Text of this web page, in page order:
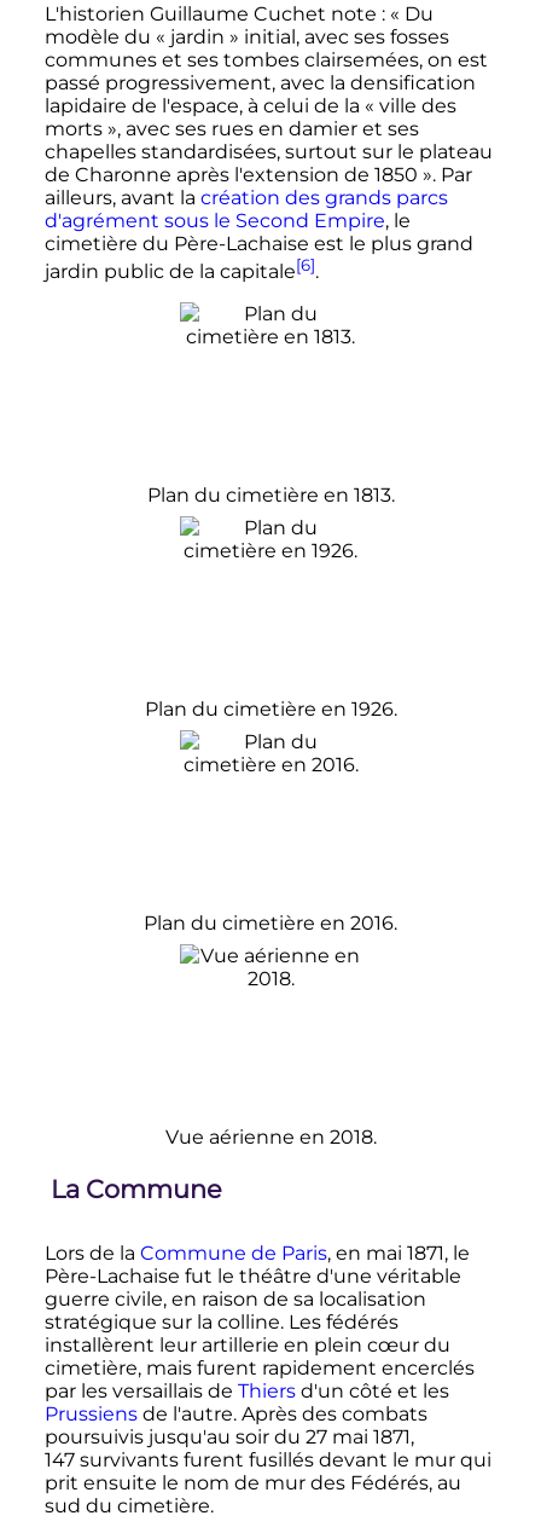
L'historien Guillaume Cuchet note : « Du
modèle du « jardin » initial, avec ses fosses
communes et ses tombes clairsemées, on est
passé progressivement, avec la densification
lapidaire de l'espace, à celui de la « ville des
morts », avec ses rues en damier et ses
chapelles standardisées, surtout sur le plateau
de Charonne après l'extension de 1850 ». Par
ailleurs, avant la création des grands parcs
d'agrément sous le Second Empire, le
cimetière du Père-Lachaise est le plus grand
jardin public de la capitale[6].
Plan du cimetière en 1813.
Plan du cimetière en 1926.
Plan du cimetière en 2016.
Vue aérienne en 2018.
La Commune
Lors de la Commune de Paris, en mai 1871, le
Père-Lachaise fut le théâtre d'une véritable
guerre civile, en raison de sa localisation
stratégique sur la colline. Les fédérés
installèrent leur artillerie en plein cœur du
cimetière, mais furent rapidement encerclés
par les versaillais de Thiersd'un côté et les
Prussiensde l'autre. Après des combats
poursuivis jusqu'au soir du 27 mai 1871,
147 survivantsfurent fusillés devant le mur qui
prit ensuite le nom de mur des Fédérés, au
sud du cimetière.